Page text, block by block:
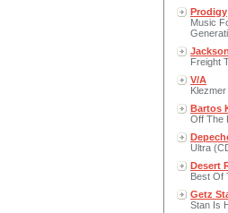
Prodigy
Music
Freight
V/A
Bartos
Off The
Ultra
Desert
Best Of
Getz
Stan Is